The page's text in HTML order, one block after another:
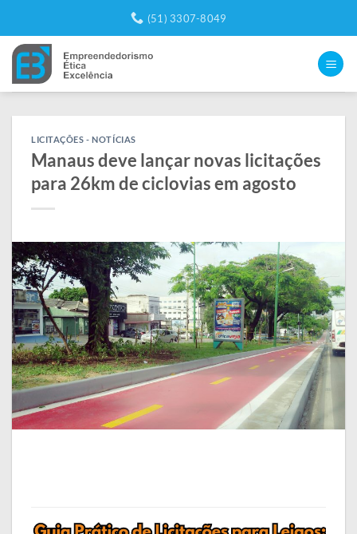
content
(51) 3307-8049
LICITAÇÕES - NOTÍCIAS
Manaus deve lançar novas licitações
para 26km de ciclovias em agosto